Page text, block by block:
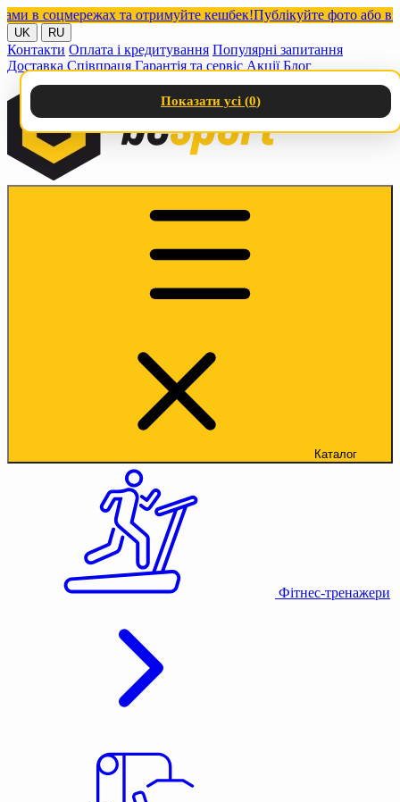
та отримуйте кешбек!Публікуйте фото або відео з
UK RU
Контакти Оплата і кредитування Популярні запитання
Доставка Співпраця Гарантія та сервіс Акції Блог
Каталог
Фітнес-тренажери
Показати усі (0)